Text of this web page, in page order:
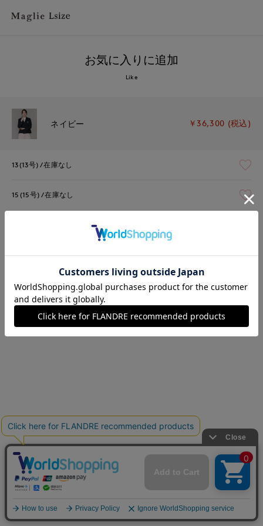
お気に入りに追加
Like
ネイビー ￥36,300 (税込)
13(13号) 在庫なし
15(15号) 在庫なし